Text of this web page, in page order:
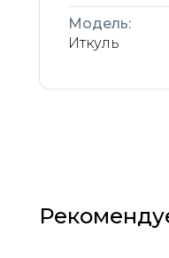
Модель:
Иткуль